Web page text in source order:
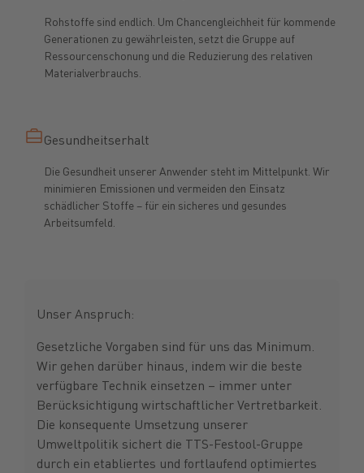
Rohstoffe sind endlich. Um Chancengleichheit für kommende
Generationen zu gewährleisten, setzt die Gruppe auf
Ressourcenschonung und die Reduzierung des relativen
Materialverbrauchs.
Gesundheitserhalt
Die Gesundheit unserer Anwender steht im Mittelpunkt. Wir
minimieren Emissionen und vermeiden den Einsatz
schädlicher Stoffe – für ein sicheres und gesundes
Arbeitsumfeld.
Unser Anspruch:
Gesetzliche Vorgaben sind für uns das Minimum.
Wir gehen darüber hinaus, indem wir die beste
verfügbare Technik einsetzen – immer unter
Berücksichtigung wirtschaftlicher Vertretbarkeit.
Die konsequente Umsetzung unserer
Umweltpolitik sichert die TTS-Festool-Gruppe
durch ein etabliertes und fortlaufend optimiertes